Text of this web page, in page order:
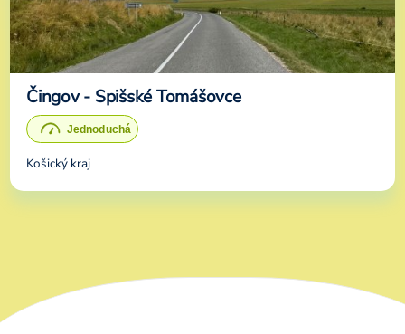
Čingov - Spišské Tomášovce
Košický kraj